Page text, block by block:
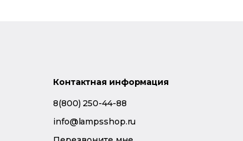
Контактная информация
8(800) 250-44-88
info@lampsshop.ru